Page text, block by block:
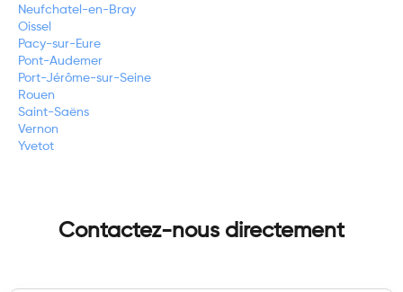
Neufchatel-en-Bray
Oissel
Pacy-sur-Eure
Pont-Audemer
Port-Jérôme-sur-Seine
Rouen
Saint-Saëns
Vernon
Yvetot
Contactez-nous directement